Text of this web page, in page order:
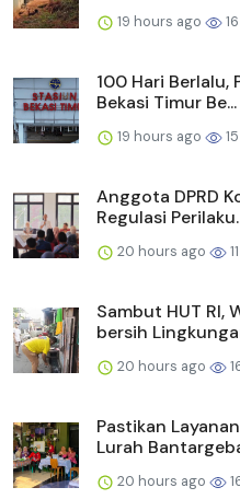
19 hours ago 16
100 Hari
Bekasi Timur Be...
19 hours ago 15
Anggota DPRD
Regulasi
20 hours ago 11
Sambut HUT RI,
bersih
20 hours ago
Pastikan
Lurah
20 hours ago